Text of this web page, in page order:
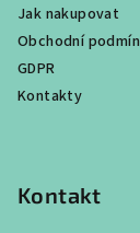
Jak nakupovat
Obchodní
GDPR
Kontakty
Kontakt